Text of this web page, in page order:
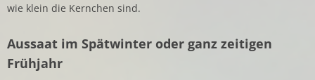
wie klein die Kernchen sind.
Aussaat im Spätwinter oder ganz zeitigen
Frühjahr